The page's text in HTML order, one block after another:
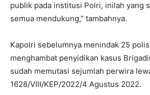
publik pada institusi Polri, inilah yang
semua mendukung,” tambahnya.
Kapolri sebelumnya menindak 25
menghambat penyidikan kasus
sudah memutasi sejumlah perwira
1628/VIII/KEP/2022/4 Agustus 2022.